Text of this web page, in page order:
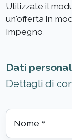
Utilizzate il
un'offerta in
impegno.
Dati
Dettagli di
Nome *